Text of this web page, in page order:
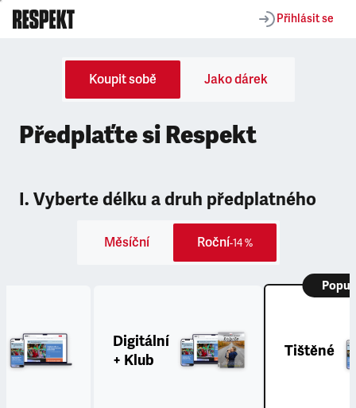
Přihlásit se
Koupit sobě Jako dárek
Předplaťte si Respekt
I. Vyberte délku a druh předplatného
Měsíční Roční-14 %
Digitální
+ Klub
Tištěné